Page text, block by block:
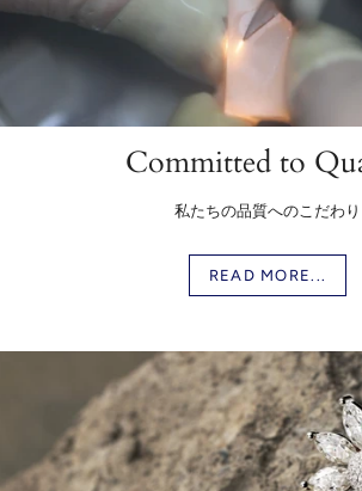
Committed to
私たちの品質へのこだわり
READ MORE...